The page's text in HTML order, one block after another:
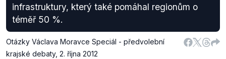
infrastruktury, který také pomáhal regionům o
téměř 50 %.
Otázky Václava Moravce Speciál - předvolební
krajské debaty, 2. října 2012